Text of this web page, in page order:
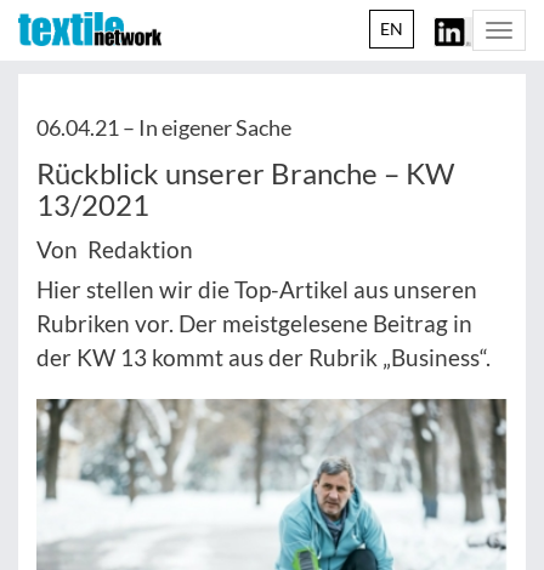
EN
06.04.21 – In eigener Sache
Rückblick unserer Branche – KW
13/2021
Von Redaktion
Hier stellen wir die Top-Artikel aus unseren
Rubriken vor. Der meistgelesene Beitrag in
der KW 13 kommt aus der Rubrik „Business“.